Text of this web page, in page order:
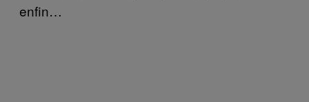
enfin…